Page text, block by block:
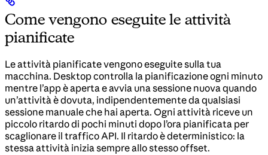
Come vengono eseguite le attività
pianificate
Le attività pianificate vengono eseguite sulla tua
macchina. Desktop controlla la pianificazione ogni minuto
mentre l’app è aperta e avvia una sessione nuova quando
un’attività è dovuta, indipendentemente da qualsiasi
sessione manuale che hai aperta. Ogni attività riceve un
piccolo ritardo di pochi minuti dopo l’ora pianificata per
scaglionare il traffico API. Il ritardo è deterministico: la
stessa attività inizia sempre allo stesso offset.